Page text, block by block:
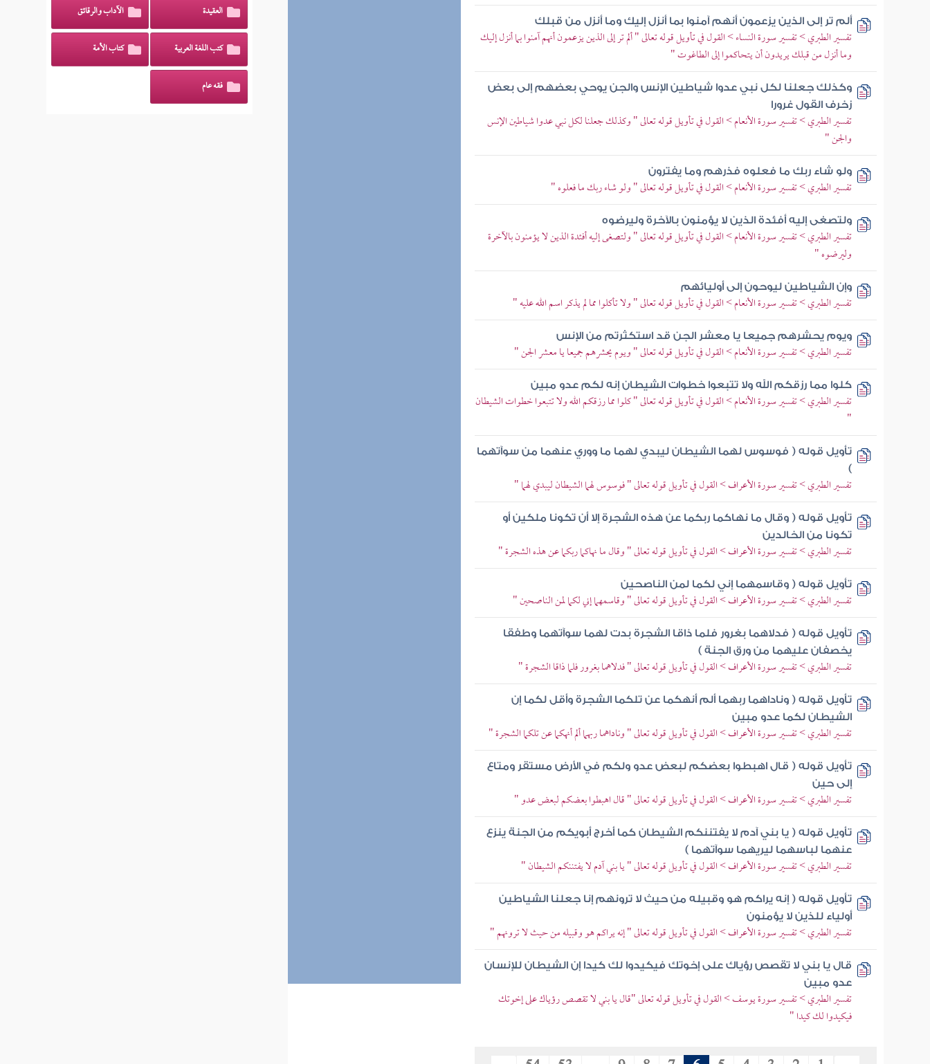
ألم تر إلى الذين يزعمون أنهم آمنوا بما أنزل إليك وما أنزل من قبلك
تفسير الطبري > تفسير سورة النساء > القول في تأويل قوله تعالى " ألم تر إلى الذين يزعمون أنهم آمنوا بما أنزل إليك
وما أنزل من قبلك يريدون أن يتحاكموا إلى الطاغوت "
وكذلك جعلنا لكل نبي عدوا شياطين الإنس والجن يوحي بعضهم إلى بعض
زخرف القول غرورا
تفسير الطبري > تفسير سورة الأنعام > القول في تأويل قوله تعالى " وكذلك جعلنا لكل نبي عدوا شياطين الإنس
والجن "
ولو شاء ربك ما فعلوه فذرهم وما يفترون
تفسير الطبري > تفسير سورة الأنعام > القول في تأويل قوله تعالى " ولو شاء ربك ما فعلوه "
ولتصغى إليه أفئدة الذين لا يؤمنون بالآخرة وليرضوه
تفسير الطبري > تفسير سورة الأنعام > القول في تأويل قوله تعالى " ولتصغى إليه أفئدة الذين لا يؤمنون بالآخرة
وليرضوه "
وإن الشياطين ليوحون إلى أوليائهم
تفسير الطبري > تفسير سورة الأنعام > القول في تأويل قوله تعالى " ولا تأكلوا مما لم يذكر اسم الله عليه "
ويوم يحشرهم جميعا يا معشر الجن قد استكثرتم من الإنس
تفسير الطبري > تفسير سورة الأنعام > القول في تأويل قوله تعالى " ويوم يحشرهم جميعا يا معشر الجن "
كلوا مما رزقكم الله ولا تتبعوا خطوات الشيطان إنه لكم عدو مبين
تفسير الطبري > تفسير سورة الأنعام > القول في تأويل قوله تعالى " كلوا مما رزقكم الله ولا تتبعوا خطوات الشيطان
"
تأويل قوله ( فوسوس لهما الشيطان ليبدي لهما ما ووري عنهما من سوآتهما
)
تفسير الطبري > تفسير سورة الأعراف > القول في تأويل قوله تعالى " فوسوس لهما الشيطان ليبدي لهما "
تأويل قوله ( وقال ما نهاكما ربكما عن هذه الشجرة إلا أن تكونا ملكين أو
تكونا من الخالدين
تفسير الطبري > تفسير سورة الأعراف > القول في تأويل قوله تعالى " وقال ما نهاكما ربكما عن هذه الشجرة "
تأويل قوله ( وقاسمهما إني لكما لمن الناصحين
تفسير الطبري > تفسير سورة الأعراف > القول في تأويل قوله تعالى " وقاسمهما إني لكما لمن الناصحين "
تأويل قوله ( فدلاهما بغرور فلما ذاقا الشجرة بدت لهما سوآتهما وطفقا
يخصفان عليهما من ورق الجنة )
تفسير الطبري > تفسير سورة الأعراف > القول في تأويل قوله تعالى " فدلاهما بغرور فلما ذاقا الشجرة "
تأويل قوله ( وناداهما ربهما ألم أنهكما عن تلكما الشجرة وأقل لكما إن
الشيطان لكما عدو مبين
تفسير الطبري > تفسير سورة الأعراف > القول في تأويل قوله تعالى " وناداهما ربهما ألم أنهكما عن تلكما الشجرة "
تأويل قوله ( قال اهبطوا بعضكم لبعض عدو ولكم في الأرض مستقر ومتاع
إلى حين
تفسير الطبري > تفسير سورة الأعراف > القول في تأويل قوله تعالى " قال اهبطوا بعضكم لبعض عدو "
تأويل قوله ( يا بني آدم لا يفتننكم الشيطان كما أخرج أبويكم من الجنة ينزع
عنهما لباسهما ليريهما سوآتهما )
تفسير الطبري > تفسير سورة الأعراف > القول في تأويل قوله تعالى " يا بني آدم لا يفتننكم الشيطان "
تأويل قوله ( إنه يراكم هو وقبيله من حيث لا ترونهم إنا جعلنا الشياطين
أولياء للذين لا يؤمنون
تفسير الطبري > تفسير سورة الأعراف > القول في تأويل قوله تعالى " إنه يراكم هو وقبيله من حيث لا ترونهم "
قال يا بني لا تقصص رؤياك على إخوتك فيكيدوا لك كيدا إن الشيطان للإنسان
عدو مبين
تفسير الطبري > تفسير سورة يوسف > القول في تأويل قوله تعالى "قال يا بني لا تقصص رؤياك على إخوتك
فيكيدوا لك كيدا "
العقيدة الآداب والرقائق
كتب اللغة العربية كتاب الأمة
فقه عام